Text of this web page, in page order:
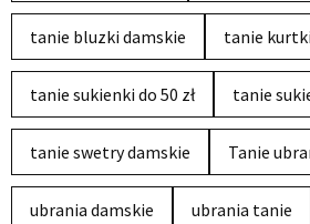
tanie bluzki damskie tanie
tanie sukienki do 50 zł tanie
tanie swetry damskie Tanie
ubrania damskie ubrania tanie